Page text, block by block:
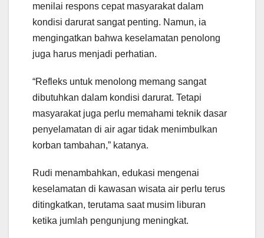
menilai respons cepat masyarakat dalam
kondisi darurat sangat penting. Namun, ia
mengingatkan bahwa keselamatan penolong
juga harus menjadi perhatian.
“Refleks untuk menolong memang sangat
dibutuhkan dalam kondisi darurat. Tetapi
masyarakat juga perlu memahami teknik dasar
penyelamatan di air agar tidak menimbulkan
korban tambahan,” katanya.
Rudi menambahkan, edukasi mengenai
keselamatan di kawasan wisata air perlu terus
ditingkatkan, terutama saat musim liburan
ketika jumlah pengunjung meningkat.